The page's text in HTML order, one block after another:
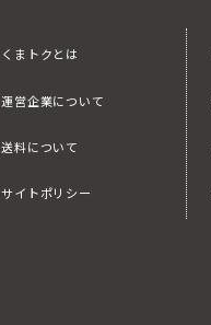
くまトクとは
運営企業について
送料について
サイトポリシー